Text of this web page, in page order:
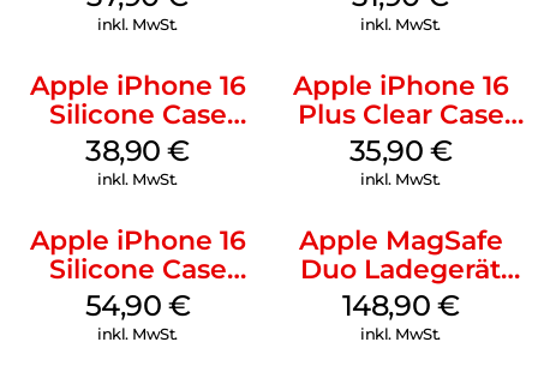
Green
inkl. MwSt. inkl. MwSt.
Apple iPhone 16
Silicone Case
MagSafe
Ultramarine
38,90€
inkl. MwSt.
Apple iPhone 16
Plus Clear Case
MagSafe
Transparent
35,90 €
inkl. MwSt.
Apple iPhone 16
Silicone Case
MagSafe Black
54,90 €
inkl. MwSt.
Apple MagSafe
Duo Ladegerät
Weiß
148,90 €
inkl. MwSt.